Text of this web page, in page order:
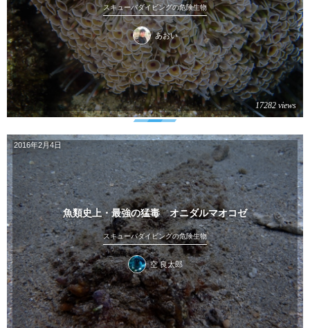
スキューバダイビングの危険生物
あおい
17282 views
魚類史上・最強の猛毒 オニダルマオコゼ
2016年2月4日
スキューバダイビングの危険生物
空 良太郎